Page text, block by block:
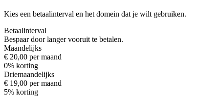
Kies een betaalinterval en het domein dat je wilt gebruiken.
Betaalinterval
Bespaar door langer vooruit te betalen.
Maandelijks
€ 20,00 per maand
0% korting
Driemaandelijks
€ 19,00 per maand
5% korting